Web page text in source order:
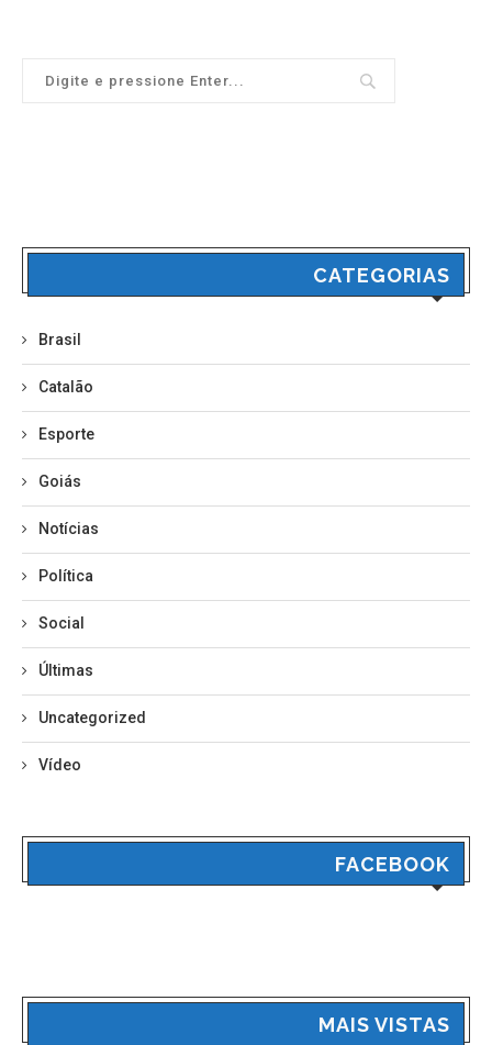
CATEGORIAS
Brasil
Catalão
Esporte
Goiás
Notícias
Política
Social
Últimas
Uncategorized
Vídeo
FACEBOOK
MAIS VISTAS